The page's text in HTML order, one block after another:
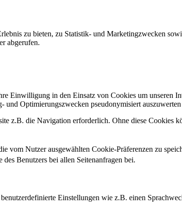
zu bieten, zu Statistik- und Marketingzwecken
abgerufen.
Einwilligung in den Einsatz von Cookies um unseren
und Optimierungszwecken pseudonymisiert
z.B. die Navigation erforderlich. Ohne diese Cookies
vom Nutzer ausgewählten Cookie-Präferenzen zu
des Benutzers bei allen Seitenanfragen bei.
Einstellungen wie z.B. einen